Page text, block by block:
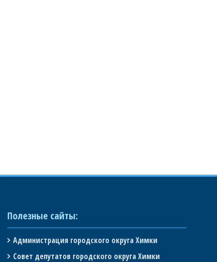
Полезные сайты:
Администрация городского округа Химки
Совет депутатов городского округа Химки